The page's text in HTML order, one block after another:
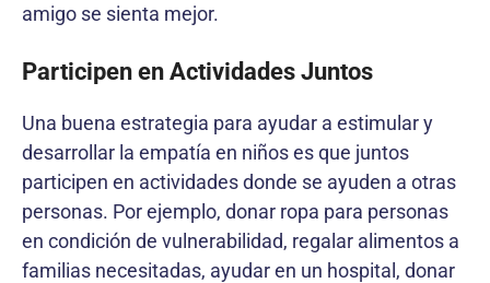
amigo se sienta mejor.
Participen en Actividades Juntos
Una buena estrategia para ayudar a estimular y
desarrollar la empatía en niños es que juntos
participen en actividades donde se ayuden a otras
personas. Por ejemplo, donar ropa para personas
en condición de vulnerabilidad, regalar alimentos a
familias necesitadas, ayudar en un hospital, donar